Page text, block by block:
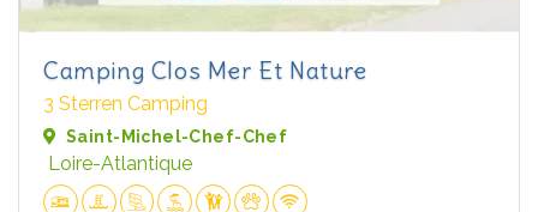
Camping Clos Mer Et Nature
3 Sterren Camping
Saint-Michel-Chef-Chef
Loire-Atlantique